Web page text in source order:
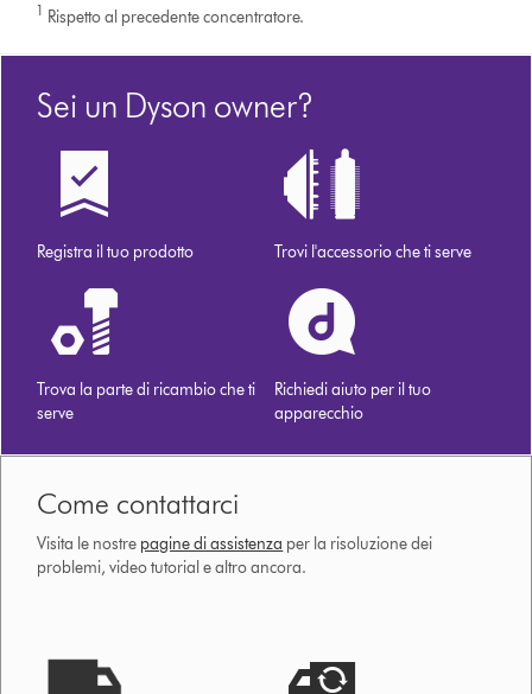
1 Rispetto al precedente concentratore.
Sei un Dyson owner?
Registra il tuo prodotto Trovi l'accessorio che ti serve
Trova la parte di ricambio che ti
serve
Richiedi aiuto per il tuo
apparecchio
Come contattarci
Visita le nostre pagine di assistenza per la risoluzione dei
problemi, video tutorial e altro ancora.